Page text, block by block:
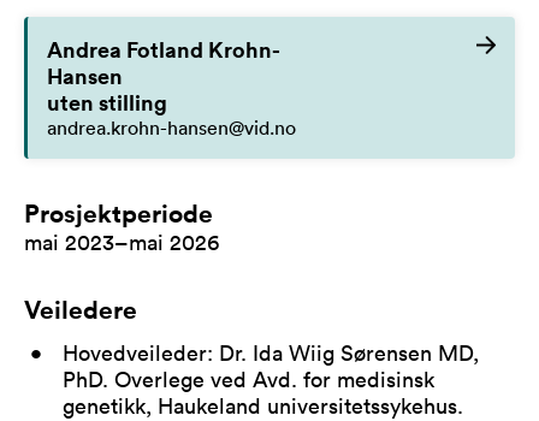
Andrea Fotland Krohn-
Hansen
uten stilling
andrea.krohn-hansen@vid.no
Prosjektperiode
mai 2023–mai 2026
Veiledere
Hovedveileder: Dr. Ida Wiig Sørensen MD,
PhD. Overlege ved Avd. for medisinsk
genetikk, Haukeland universitetssykehus.